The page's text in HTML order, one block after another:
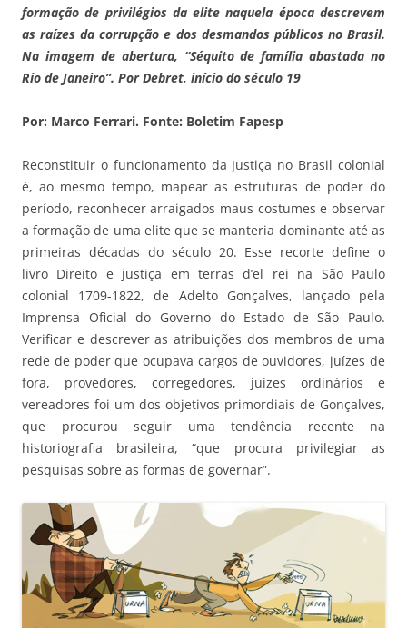
formação de privilégios da elite naquela época descrevem
as raízes da corrupção e dos desmandos públicos no Brasil.
Na imagem de abertura, “Séquito de família abastada no
Rio de Janeiro”. Por Debret, início do século 19
Por: Marco Ferrari. Fonte: Boletim Fapesp
Reconstituir o funcionamento da Justiça no Brasil colonial
é, ao mesmo tempo, mapear as estruturas de poder do
período, reconhecer arraigados maus costumes e observar
a formação de uma elite que se manteria dominante até as
primeiras décadas do século 20. Esse recorte define o
livro Direito e justiça em terras d’el rei na São Paulo
colonial 1709-1822, de Adelto Gonçalves, lançado pela
Imprensa Oficial do Governo do Estado de São Paulo.
Verificar e descrever as atribuições dos membros de uma
rede de poder que ocupava cargos de ouvidores, juízes de
fora, provedores, corregedores, juízes ordinários e
vereadores foi um dos objetivos primordiais de Gonçalves,
que procurou seguir uma tendência recente na
historiografia brasileira, “que procura privilegiar as
pesquisas sobre as formas de governar”.